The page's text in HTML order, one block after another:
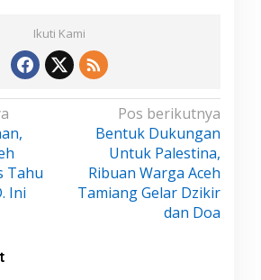
Ikuti Kami
Tahu
Ini
Pos berikutnya
Bentuk Dukungan
Untuk Palestina,
Ribuan Warga Aceh
Tamiang Gelar Dzikir
dan Doa